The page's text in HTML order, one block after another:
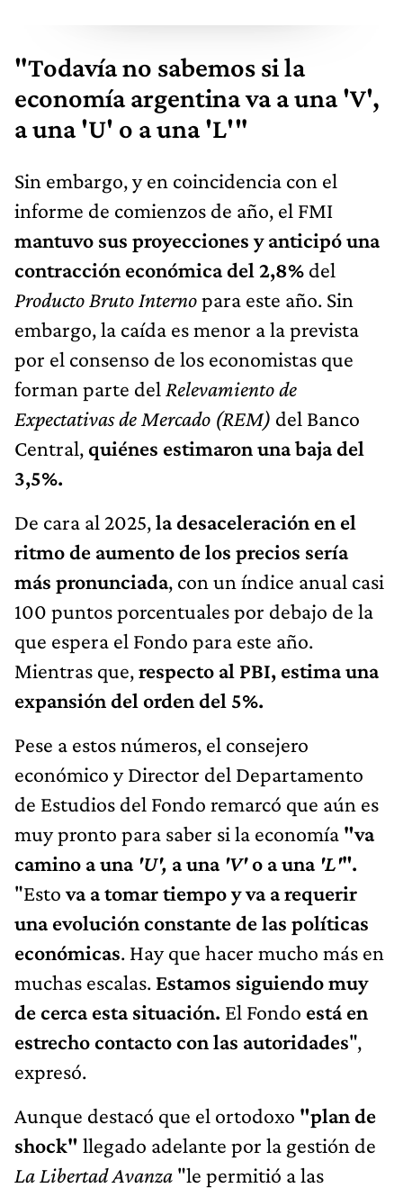
"Todavía no sabemos si la
economía argentina va a una 'V',
a una 'U' o a una 'L'"
Sin embargo, y en coincidencia con el
informe de comienzos de año, el FMI
mantuvo sus proyecciones y anticipó una
contracción económica del 2,8% del
Producto Bruto Internopara este año. Sin
embargo, la caída es menor a la prevista
por el consenso de los economistas que
forman parte del Relevamiento de
Expectativas de Mercado (REM) del Banco
Central, quiénes estimaron una baja del
3,5%.
De cara al 2025,la desaceleración en el
ritmo de aumento de los precios sería
más pronunciada, con un índice anual casi
100 puntos porcentuales por debajo de la
que espera el Fondo para este año.
Mientras que,respecto al PBI, estima una
expansión del orden del 5%.
Pese a estos números, el consejero
económico y Director del Departamento
de Estudios del Fondo remarcó que aún es
muy pronto para saber si la economía "va
camino a una 'U', a una 'V'o a una 'L'".
"Estova a tomar tiempo y va a requerir
una evolución constante de las políticas
económicas. Hay que hacer mucho más en
muchas escalas. Estamos siguiendo muy
de cerca esta situación. El Fondo está en
estrecho contacto con las autoridades",
expresó.
Aunque destacó que el ortodoxo "plan de
shock" llegado adelante por la gestión de
La Libertad Avanza "le permitió a las